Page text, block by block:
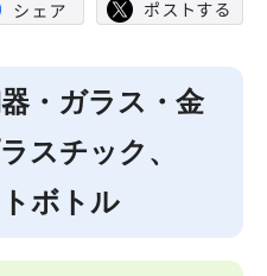
・ガラス・金
スチック、
ボトル